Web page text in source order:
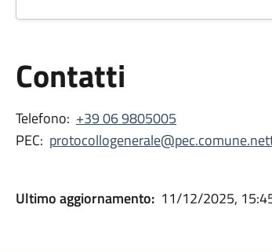
Contatti
Telefono: +39 06 9805005
PEC:
Ultimo aggiornamento: 11/12/2025,